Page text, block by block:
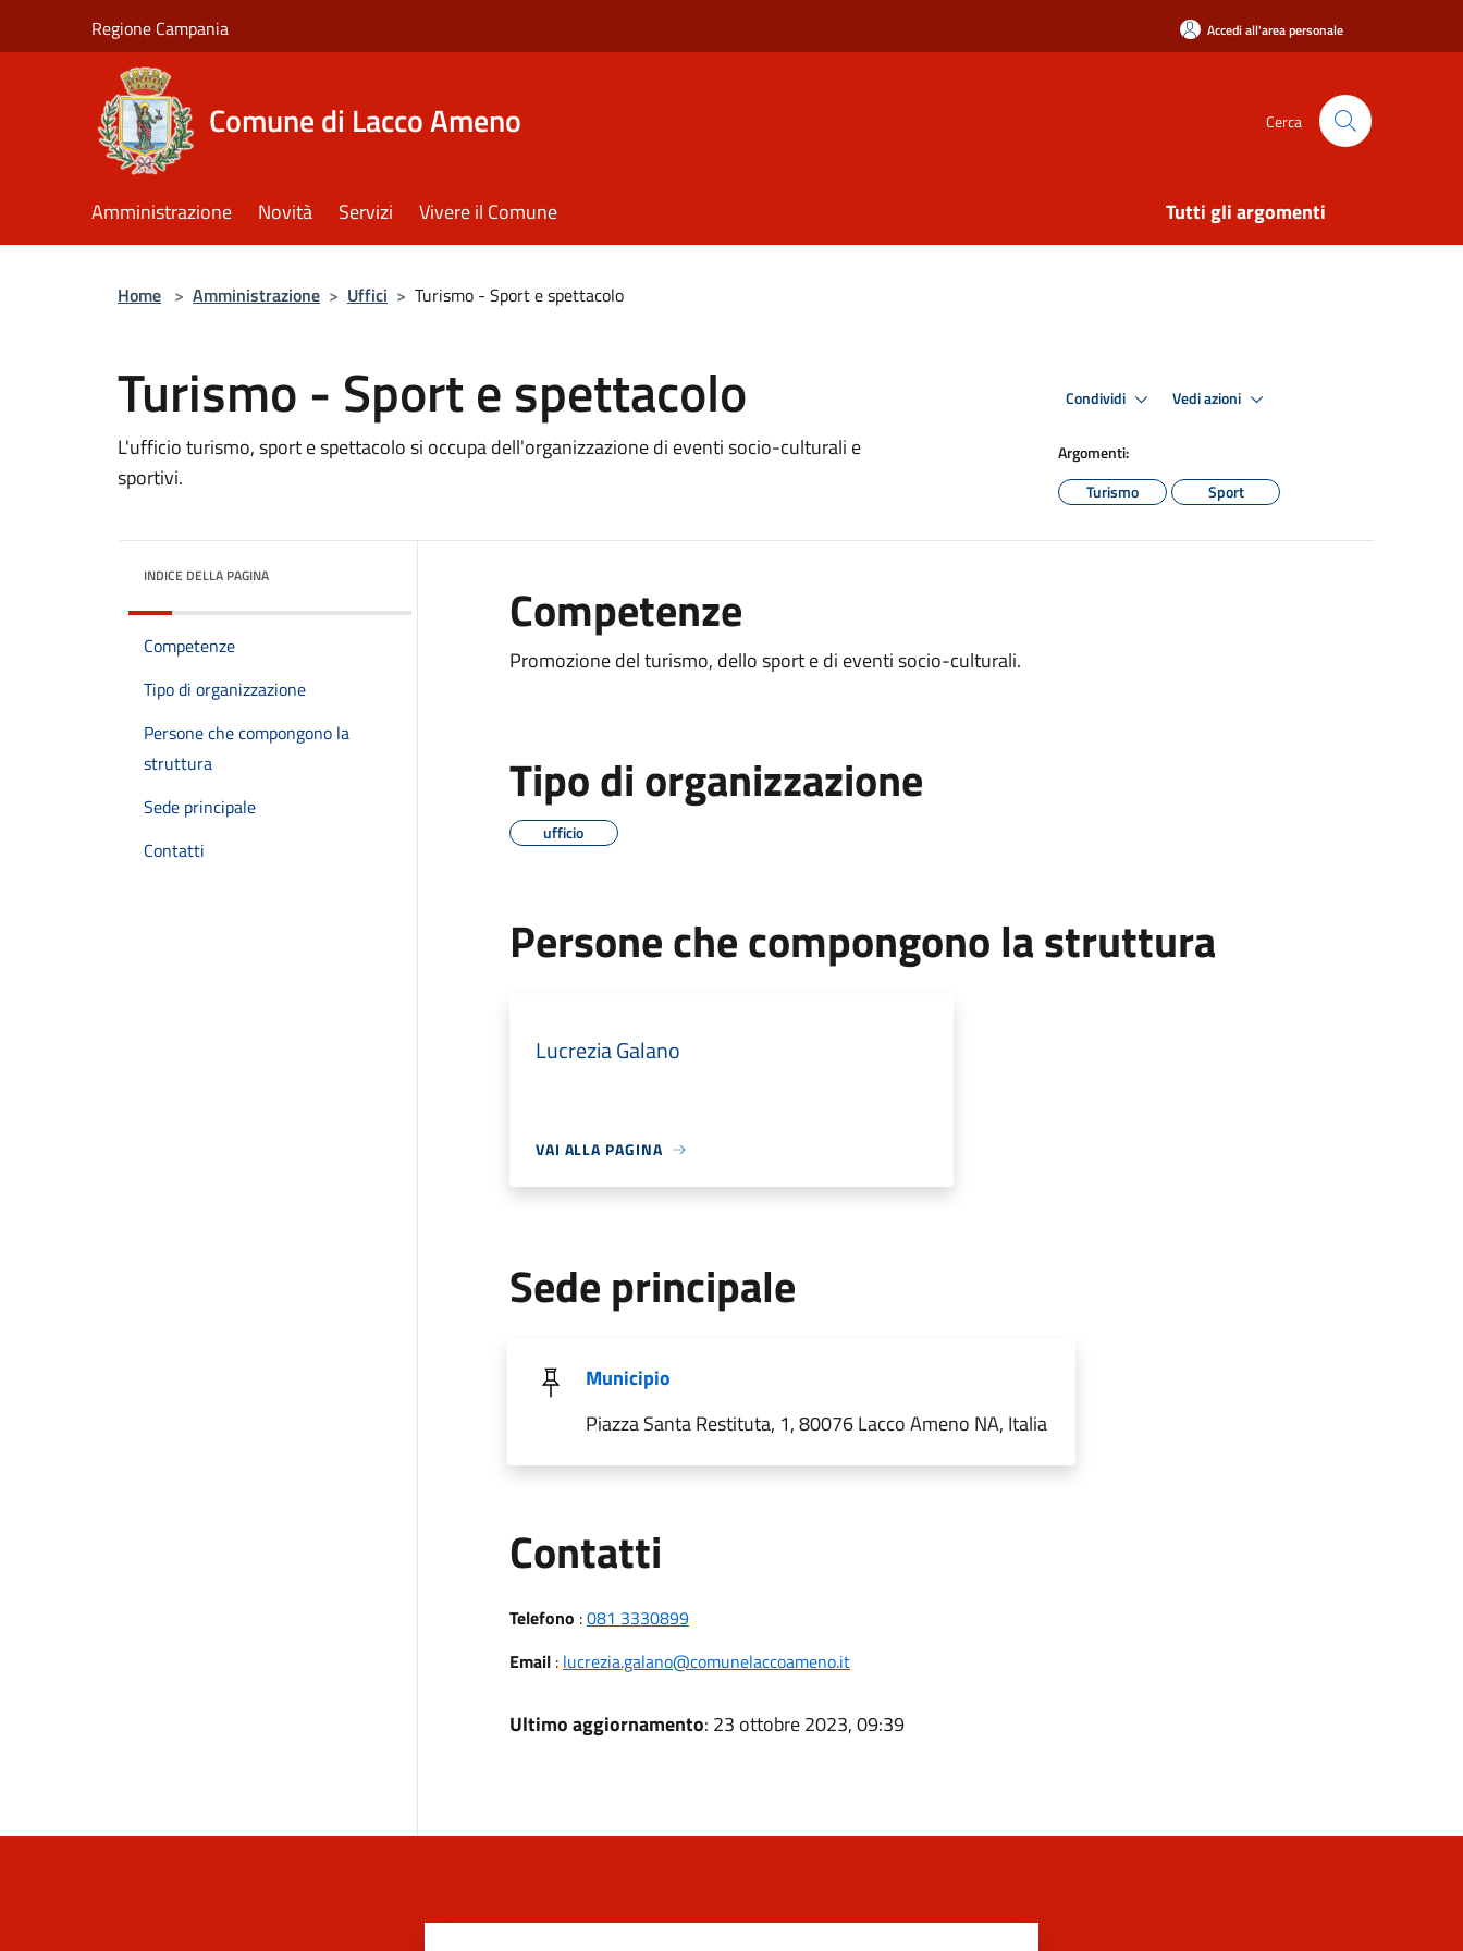
Regione Campania Accedi all'area personale
Comune di Lacco Ameno Cerca
Amministrazione Novità Servizi Vivere il Comune Tutti gli argomenti
Home > Amministrazione > Uffici > Turismo - Sport e spettacolo
Turismo - Sport e spettacolo
L'ufficio turismo, sport e spettacolo si occupa dell'organizzazione di eventi socio-culturali e
sportivi.
Condividi Vedi azioni
Argomenti:
Turismo
Sport
INDICE DELLA PAGINA
Competenze
Tipo di organizzazione
Persone che compongono la
struttura
Sede principale
Contatti
Competenze
Promozione del turismo, dello sport e di eventi socio-culturali.
Tipo di organizzazione
ufficio
Persone che compongono la struttura
Lucrezia Galano
VAI ALLA PAGINA
Sede principale
Municipio
Piazza Santa Restituta, 1, 80076 Lacco Ameno NA, Italia
Contatti
Telefono :081 3330899
Email: lucrezia.galano@comunelaccoameno.it
Ultimo aggiornamento: 23 ottobre 2023, 09:39